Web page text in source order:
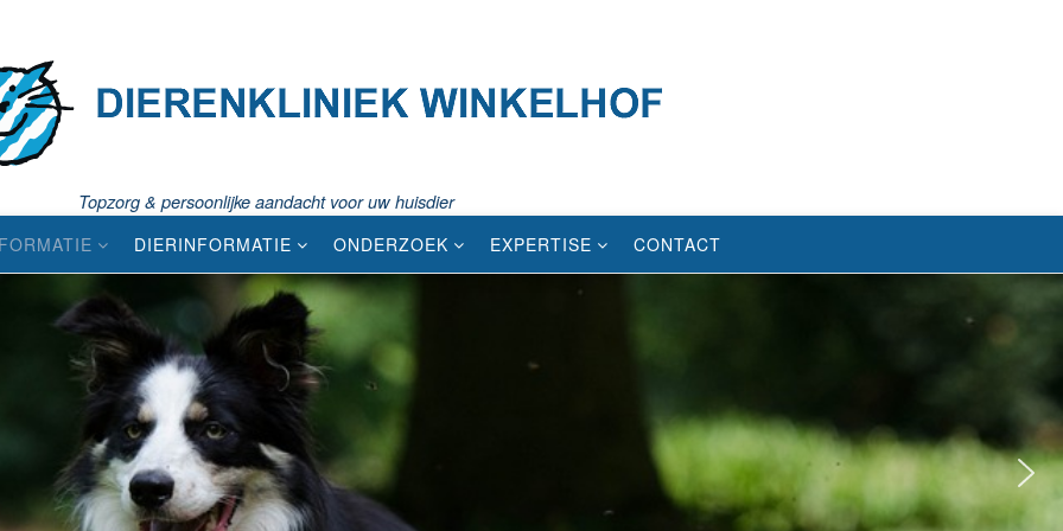
Topzorg & persoonlijke aandacht voor uw huisdier
DIERINFORMATIE ONDERZOEK EXPERTISE CONTACT